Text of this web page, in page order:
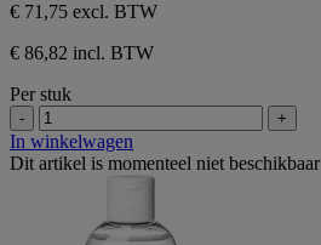
€ 71,75 excl. BTW
€ 86,82 incl. BTW
Per stuk
- +
In winkelwagen
Dit artikel is momenteel niet beschikbaar